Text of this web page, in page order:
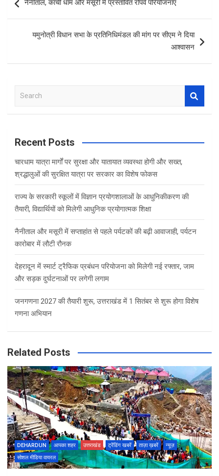
o
o
k
A
p
p
navigation
नैनीताल, कांची धाम और मसूरी में प्रस्तावित रोपवे परियोजनाएं
यमुनोत्री विधान सभा के प्रतिनिधिमंडल की मांग पर सीएम ने दिया
आश्वासन
a
c
Recent Posts
चारधाम यात्रा मार्गों पर सुरक्षा और यातायात व्यवस्था होगी और सख्त,
श्रद्धालुओं की सुरक्षित यात्रा पर सरकार का विशेष फोकस
राज्य के सरकारी स्कूलों में विज्ञान प्रयोगशालाओं के आधुनिकीकरण की
तैयारी, विद्यार्थियों को मिलेगी आधुनिक प्रयोगात्मक शिक्षा
नैनीताल और मसूरी में सप्ताहांत से पहले पर्यटकों की बढ़ी आवाजाही, पर्यटन
कारोबार में लौटी रौनक
देहरादून में स्मार्ट ट्रैफिक प्रबंधन परियोजना को मिलेगी नई रफ्तार, जाम
और सड़क दुर्घटनाओं पर लगेगी लगाम
जनगणना 2027 की तैयारी शुरू, उत्तराखंड में 1 सितंबर से शुरू होगा विशेष
गणना अभियान
Related Posts
DEHARDUN आपका शहर उत्तराखंड ट्रेंडिंग खबरें ताज़ा ख़बरें
न्यूज़
सोशल मीडिया वायरल